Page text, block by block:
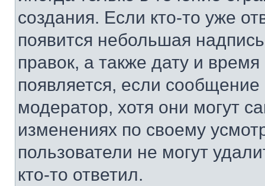
создания. Если кто-то уже
появится небольшая
правок, а также дату и
появляется, если
модератор, хотя они могут
изменениях по своему
пользователи не могут
кто-то ответил.